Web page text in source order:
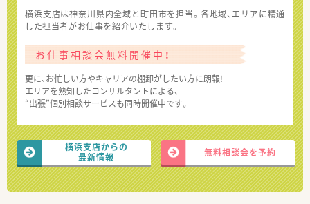
横浜支店は神奈川県内全域と町田市を担当。各地域、エリアに精通
した担当者がお仕事を紹介いたします。
お仕事相談会無料開催中！
更に、お忙しい方やキャリアの棚卸がしたい方に朗報!
エリアを熟知したコンサルタントによる、
“出張”個別相談サービスも同時開催中です。
横浜支店からの
最新情報
無料相談会を予約